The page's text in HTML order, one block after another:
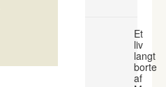
Et
liv
langt
borte
af